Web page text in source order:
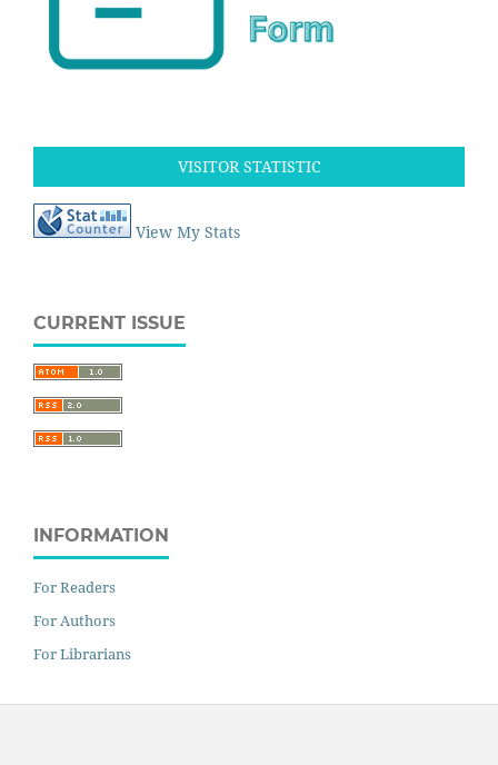
VISITOR STATISTIC
View My Stats
CURRENT ISSUE
INFORMATION
For Readers
For Authors
For Librarians